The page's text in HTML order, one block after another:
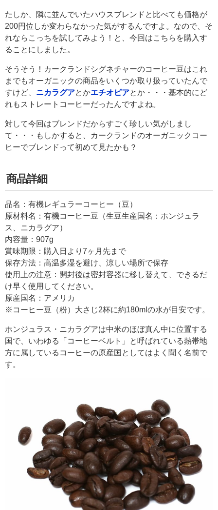
たしか、隣に並んでいたハウスブレンドと比べても価格が
200円位しか変わらなかった気がするんですよ。なので、そ
れならこっちを試してみよう！と、今回はこちらを購入す
ることにしました。
そうそう！カークランドシグネチャーのコーヒー豆はこれ
までもオーガニックの商品をいくつか取り扱っていたんで
すけど、 ニカラグアとかエチオピアとか・・・基本的にど
れもストレートコーヒーだったんですよね。
対して今回はブレンドだからすごく珍しい気がしまし
て・・・もしかすると、カークランドのオーガニックコー
ヒーでブレンドって初めて見たかも？
商品詳細
品名：有機レギュラーコーヒー（豆）
原材料名：有機コーヒー豆（生豆生産国名：ホンジュラ
ス、ニカラグア）
内容量：907g
賞味期限：購入日より7ヶ月先まで
保存方法：高温多湿を避け、涼しい場所で保存
使用上の注意：開封後は密封容器に移し替えて、できるだ
け早く使用してください。
原産国名：アメリカ
※コーヒー豆（粉）大さじ2杯に約180mlの水が目安です。
ホンジュラス・ニカラグアは中米のほぼ真ん中に位置する
国で、いわゆる「コーヒーベルト」と呼ばれている熱帯地
方に属しているコーヒーの原産国としてはよく聞く名前で
す。